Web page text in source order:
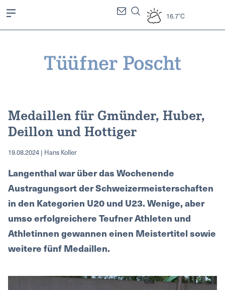
16.7°C
Medaillen für Gmünder, Huber,
Deillon und Hottiger
19.08.2024 | Hans Koller
Langenthal war über das Wochenende
Austragungsort der Schweizermeisterschaften
in den Kategorien U20 und U23. Wenige, aber
umso erfolgreichere Teufner Athleten und
Athletinnen gewannen einen Meistertitel sowie
weitere fünf Medaillen.